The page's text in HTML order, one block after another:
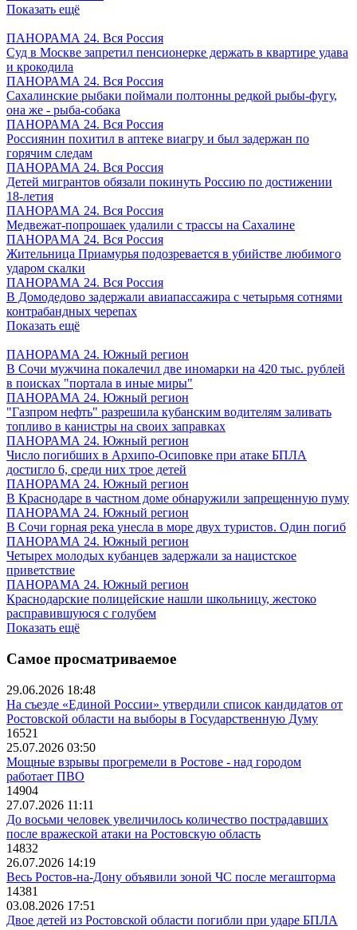
Показать ещё
ПАНОРАМА 24. Вся Россия
Суд в Москве запретил пенсионерке держать в квартире удава
и крокодила
ПАНОРАМА 24. Вся Россия
Сахалинские рыбаки поймали полтонны редкой рыбы-фугу,
она же - рыба-собака
ПАНОРАМА 24. Вся Россия
Россиянин похитил в аптеке виагру и был задержан по
горячим следам
ПАНОРАМА 24. Вся Россия
Детей мигрантов обязали покинуть Россию по достижении
18-летия
ПАНОРАМА 24. Вся Россия
Медвежат-попрошаек удалили с трассы на Сахалине
ПАНОРАМА 24. Вся Россия
Жительница Приамурья подозревается в убийстве любимого
ударом скалки
ПАНОРАМА 24. Вся Россия
В Домодедово задержали авиапассажира с четырьмя сотнями
контрабандных черепах
Показать ещё
ПАНОРАМА 24. Южный регион
В Сочи мужчина покалечил две иномарки на 420 тыс. рублей
в поисках "портала в иные миры"
ПАНОРАМА 24. Южный регион
"Газпром нефть" разрешила кубанским водителям заливать
топливо в канистры на своих заправках
ПАНОРАМА 24. Южный регион
Число погибших в Архипо-Осиповке при атаке БПЛА
достигло 6, среди них трое детей
ПАНОРАМА 24. Южный регион
В Краснодаре в частном доме обнаружили запрещенную пуму
ПАНОРАМА 24. Южный регион
В Сочи горная река унесла в море двух туристов. Один погиб
ПАНОРАМА 24. Южный регион
Четырех молодых кубанцев задержали за нацистское
приветствие
ПАНОРАМА 24. Южный регион
Краснодарские полицейские нашли школьницу, жестоко
расправившуюся с голубем
Показать ещё
Самое просматриваемое
29.06.2026 18:48
На съезде «Единой России» утвердили список кандидатов от
Ростовской области на выборы в Государственную Думу
16521
25.07.2026 03:50
Мощные взрывы прогремели в Ростове - над городом
работает ПВО
14904
27.07.2026 11:11
До восьми человек увеличилось количество пострадавших
после вражеской атаки на Ростовскую область
14832
26.07.2026 14:19
Весь Ростов-на-Дону объявили зоной ЧС после мегашторма
14381
03.08.2026 17:51
Двое детей из Ростовской области погибли при ударе БПЛА